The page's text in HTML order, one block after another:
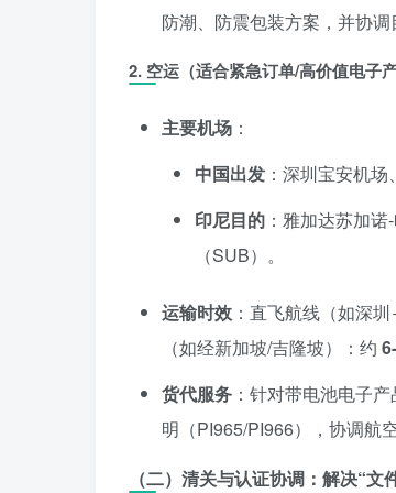
防潮、防震包装方案，并协调
2. 空运（适合紧急订单/高价值电子产
主要机场 ：
中国出发 ：深圳宝安机
印尼目的 ：雅加达苏加
（SUB）。
运输时效 ：直飞航线（如深
（如经新加坡/吉隆坡）：约
货代服务 ：针对带电池电子
明（PI965/PI966），协调航
（二）清关与认证协调：解决“文